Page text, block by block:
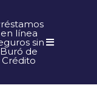
en línea
sin
Buró de
Crédito